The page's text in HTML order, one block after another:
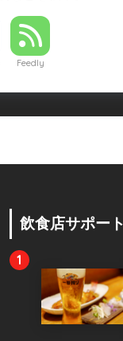
Feedly
飲食店サポー
1